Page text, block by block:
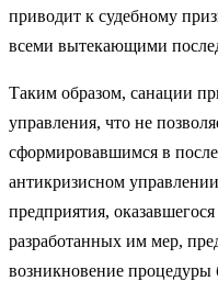
приводит к судебному
всеми вытекающими
Таким образом, санации
управ­ления, что не
сформировавшимся в
антикризисном
предприятия,
разработанных им мер,
возникновение